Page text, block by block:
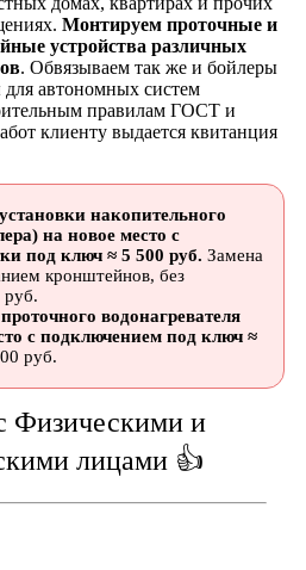
Монтируем проточные и
устройства различных
. Обвязываем так же и бойлеры
для автономных систем
правилам ГОСТ и
клиенту выдается квитанция
накопительного
на новое место с
под ключ ≈ 5 500 руб. Замена
кронштейнов, без
руб.
водонагревателя
с подключением под ключ ≈
руб.
Физическими и
лицами 👍